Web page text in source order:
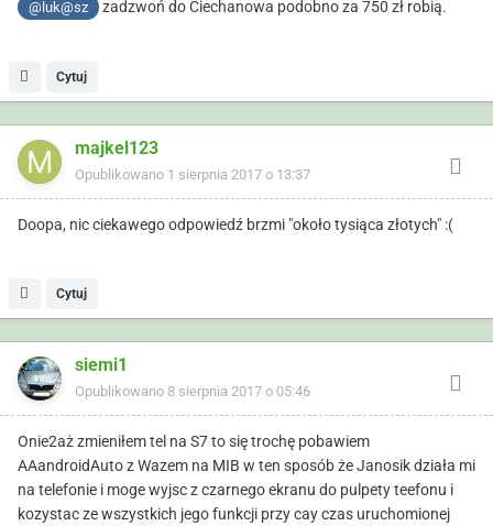
@luk@sz zadzwoń do Ciechanowa podobno za 750 zł robią.
Cytuj
majkel123
Opublikowano 1 sierpnia 2017 o 13:37
Doopa, nic ciekawego odpowiedź brzmi "około tysiąca złotych" :(
Cytuj
siemi1
Opublikowano 8 sierpnia 2017 o 05:46
Onie2aż zmieniłem tel na S7 to się trochę pobawiem
AAandroidAuto z Wazem na MIB w ten sposób że Janosik działa mi
na telefonie i moge wyjsc z czarnego ekranu do pulpety teefonu i
kozystac ze wszystkich jego funkcji przy cay czas uruchomionej